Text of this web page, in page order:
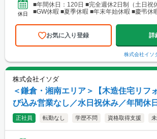
休日
■年間休日：120日 ■完全週休2日制（土日祝
■GW休暇 ■夏季休暇 ■年末年始休暇 ■慶弔休
お気に入り登録 詳
株式会社イソ
株式会社イソダ
＜鎌倉・湘南エリア＞【木造住宅リフ
び込み営業なし／水日祝休み／年間休
正社員 転勤なし 学歴不問 資格取得支援